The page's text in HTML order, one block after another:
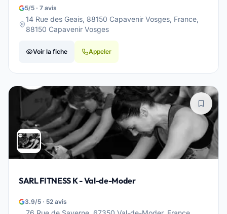
5/5 · 7 avis
14 Rue des Geais, 88150 Capavenir Vosges, France,
88150 Capavenir Vosges
Voir la fiche Appeler
SARL FITNESS K - Val-de-Moder
3.9/5 · 52 avis